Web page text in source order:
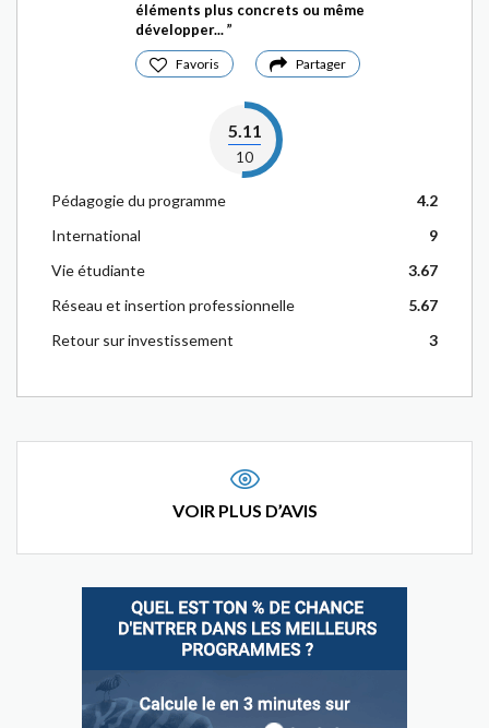
éléments plus concrets ou même
développer...
Favoris Partager
5.11
10
Pédagogie du programme
4.2
International
9
Vie étudiante
3.67
Réseau et insertion professionnelle
5.67
Retour sur investissement
3
VOIR PLUS D’AVIS